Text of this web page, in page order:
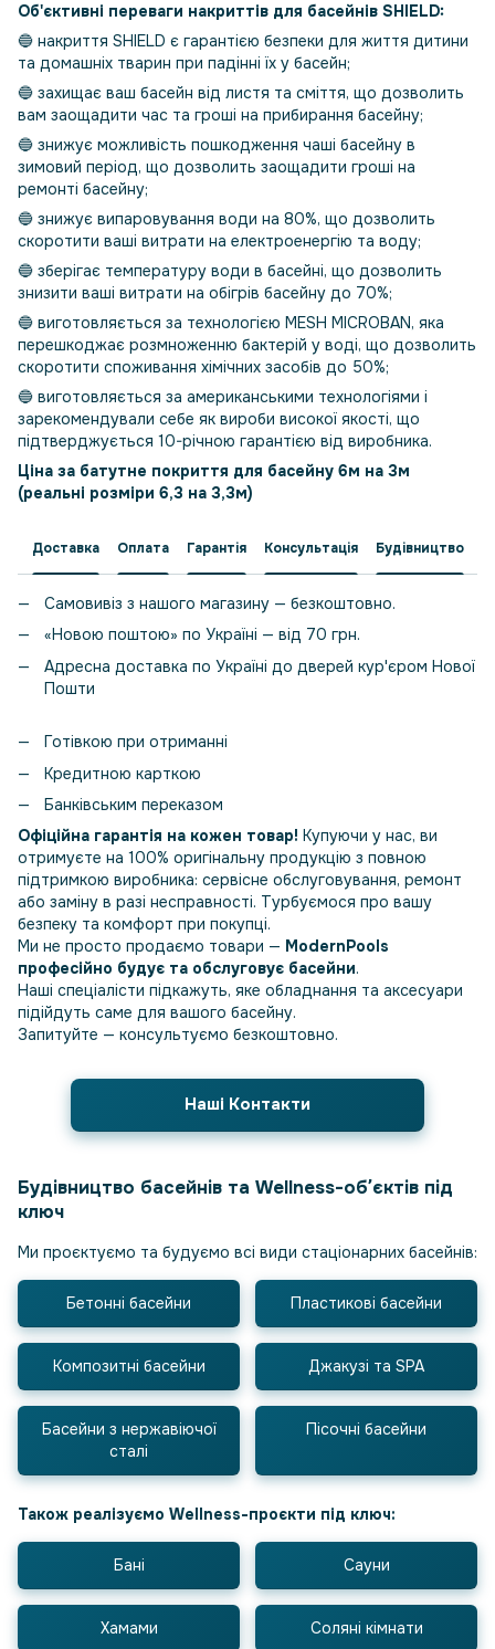
Об'єктивні переваги накриттів для басейнів SHIELD:
🔵 накриття SHIELD є гарантією безпеки для життя дитини
та домашніх тварин при падінні їх у басейн;
🔵 захищає ваш басейн від листя та сміття, що дозволить
вам заощадити час та гроші на прибирання басейну;
🔵 знижує можливість пошкодження чаші басейну в
зимовий період, що дозволить заощадити гроші на
ремонті басейну;
🔵 знижує випаровування води на 80%, що дозволить
скоротити ваші витрати на електроенергію та воду;
🔵 зберігає температуру води в басейні, що дозволить
знизити ваші витрати на обігрів басейну до 70%;
🔵 виготовляється за технологією MESH MICROBAN, яка
перешкоджає розмноженню бактерій у воді, що дозволить
скоротити споживання хімічних засобів до 50%;
🔵 виготовляється за американськими технологіями і
зарекомендували себе як вироби високої якості, що
підтверджується 10-річною гарантією від виробника.
Ціна за батутне покриття для басейну 6м на 3м
(реальні розміри 6,3 на 3,3м)
Доставка Оплата Гарантія Консультація Будівництво
Самовивіз з нашого магазину — безкоштовно.
«Новою поштою» по Україні — від 70 грн.
Адресна доставка по Україні до дверей кур'єром Нової
Пошти
Готівкою при отриманні
Кредитною карткою
Банківським переказом
Офіційна гарантія на кожен товар! Купуючи у нас, ви
отримуєте на 100% оригінальну продукцію з повною
підтримкою виробника: сервісне обслуговування, ремонт
або заміну в разі несправності. Турбуємося про вашу
безпеку та комфорт при покупці.
Ми не просто продаємо товари — ModernPools
професійно будує та обслуговує басейни.
Наші спеціалісти підкажуть, яке обладнання та аксесуари
підійдуть саме для вашого басейну.
Запитуйте — консультуємо безкоштовно.
Наші Контакти
Будівництво басейнів та Wellness-обʼєктів під
ключ
Ми проєктуємо та будуємо всі види стаціонарних басейнів:
Бетонні басейни Пластикові басейни
Композитні басейни Джакузі та SPA
Басейни з нержавіючої
сталі
Пісочні басейни
Також реалізуємо Wellness-проєкти під ключ:
Бані Сауни
Хамами Соляні кімнати